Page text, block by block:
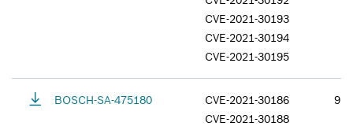
CVE-2021-30193
CVE-2021-30194
CVE-2021-30195
BOSCH-SA-475180
CVE-2021-30186
CVE-2021-30188
9.8